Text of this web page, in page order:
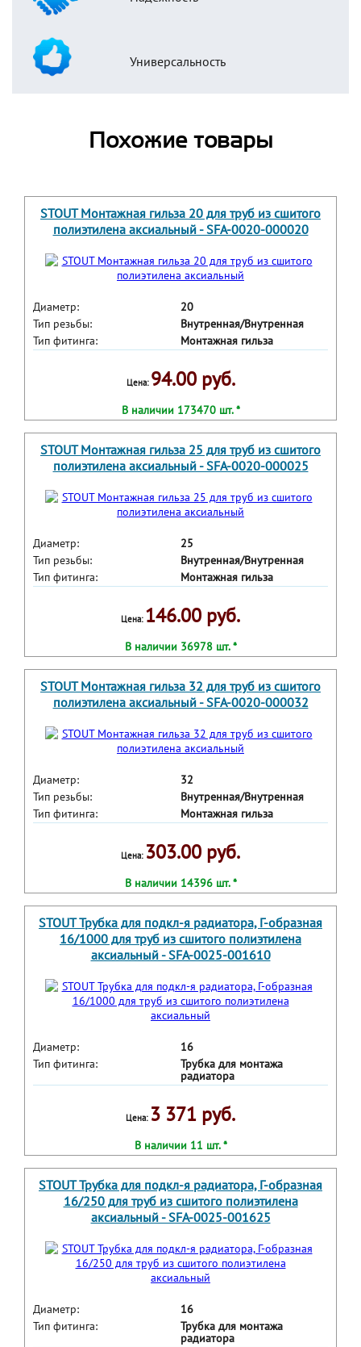
Универсальность
Похожие товары
STOUT Монтажная гильза 20 для труб из сшитого
полиэтилена аксиальный - SFA-0020-000020
Диаметр:
20
Тип резьбы:
Внутренная/Внутренная
Тип фитинга:
Монтажная гильза
Цена: 94.00 руб.
В наличии 173470 шт. *
STOUT Монтажная гильза 25 для труб из сшитого
полиэтилена аксиальный - SFA-0020-000025
Диаметр:
25
Тип резьбы:
Внутренная/Внутренная
Тип фитинга:
Монтажная гильза
Цена: 146.00 руб.
В наличии 36978 шт. *
STOUT Монтажная гильза 32 для труб из сшитого
полиэтилена аксиальный - SFA-0020-000032
Диаметр:
32
Тип резьбы:
Внутренная/Внутренная
Тип фитинга:
Монтажная гильза
Цена: 303.00 руб.
В наличии 14396 шт. *
STOUT Трубка для подкл-я радиатора, Г-образная
16/1000 для труб из сшитого полиэтилена
аксиальный - SFA-0025-001610
Диаметр:
16
Тип фитинга:
Трубка для монтажа
радиатора
Цена: 3 371 руб.
В наличии 11 шт. *
STOUT Трубка для подкл-я радиатора, Г-образная
16/250 для труб из сшитого полиэтилена
аксиальный - SFA-0025-001625
Диаметр:
16
Тип фитинга:
Трубка для монтажа
радиатора